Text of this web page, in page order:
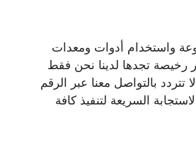
واستخدام أدوات ومعدات
رخيصة تجدها لدينا نحن فقط
تتردد بالتواصل معنا عبر الرقم
بالاستجابة السريعة لتنفيذ كافة